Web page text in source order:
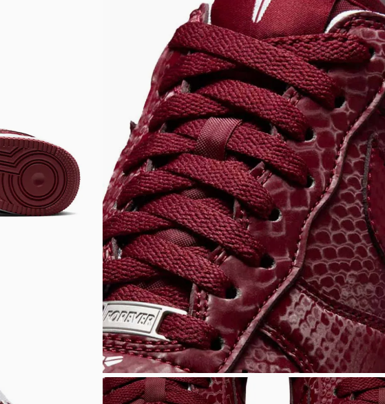
Para ter uma melhor experiência de compra, insira seu CEP
e veja a seleção de produtos disponíveis para sua região
BUSCAR